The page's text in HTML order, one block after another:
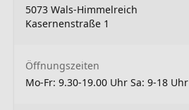
5073 Wals-Himmelreich
Kasernenstraße 1
Öffnungszeiten
Mo-Fr: 9.30-19.00 Uhr Sa: 9-18 Uhr